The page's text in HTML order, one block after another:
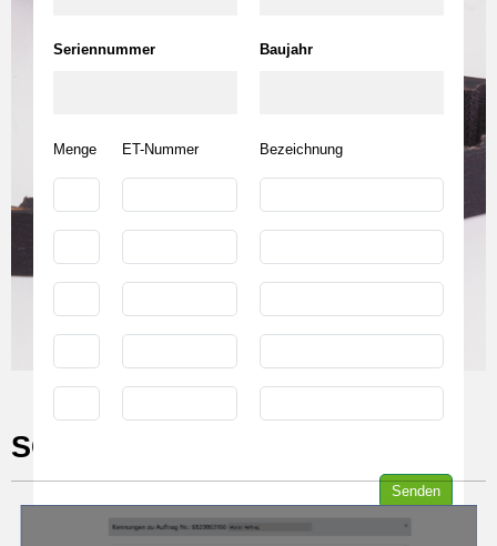
Seriennummer Baujahr
Menge ET-Nummer Bezeichnung
Senden
SOFTWARE APPS